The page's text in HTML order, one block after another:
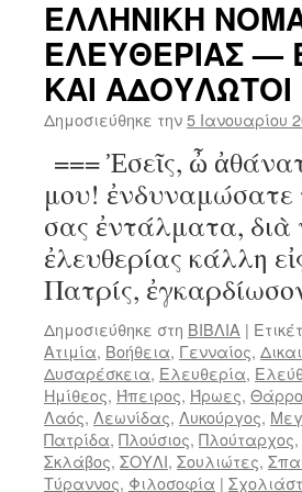
ΕΛΛΗΝΙΚΗ
ΕΛΕΥΘΕΡΙΑΣ —
ΚΑΙ
Δημοσιεύθηκε την5 Ιανουαρίου
=== Ἐσεῖς, ὦ
μου!
σας ἐντάλματα,
ἐλευθερίας κάλλη
Πατρίς,
Δημοσιεύθηκε στη ΒΙΒΛΙΑ |
Ατιμία, Βοήθεια, Γενναίος,
Δυσαρέσκεια, Ελευθερία,
Ημίθεος, Ήπειρος, Ήρωες,
Λαός, Λεωνίδας, Λυκούργος,
Πατρίδα, Πλούσιος, Πλούταρχος,
Σκλάβος, ΣΟΥΛΙ, Σουλιώτες,
Τύραννος, Φιλοσοφία |